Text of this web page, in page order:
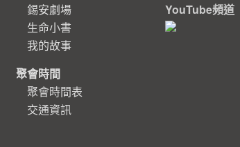
錫安劇場
生命小書
我的故事
聚會時間
聚會時間表
交通資訊
YouTube頻道